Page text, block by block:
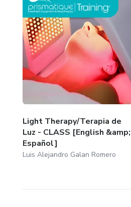
Light Therapy/Terapia de
Luz - CLASS [English &amp;
Español]
Luis Alejandro Galan Romero